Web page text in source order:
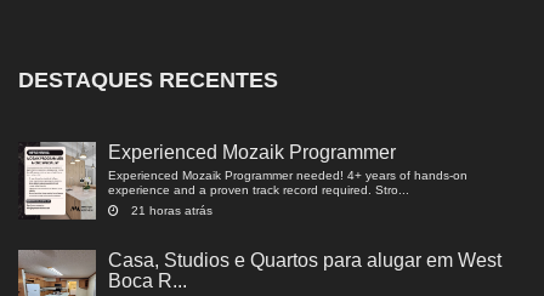
DESTAQUES RECENTES
Experienced Mozaik Programmer
Experienced Mozaik Programmer needed! 4+ years of hands-on
experience and a proven track record required. Stro...
21 horas atrás
Casa, Studios e Quartos para alugar em West
Boca R...